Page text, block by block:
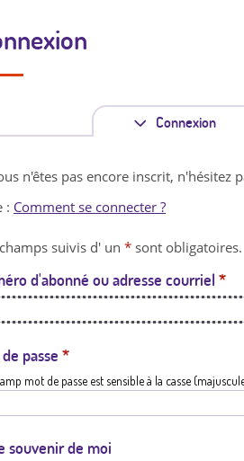
Connexion
n
l
e
n'êtes pas encore inscrit, n'hésitez
: Comment se connecter ?
suivis d' un * sont obligatoires.
d'abonné ou adresse courriel *
passe *
mot de passe est sensible à la casse
souvenir de moi